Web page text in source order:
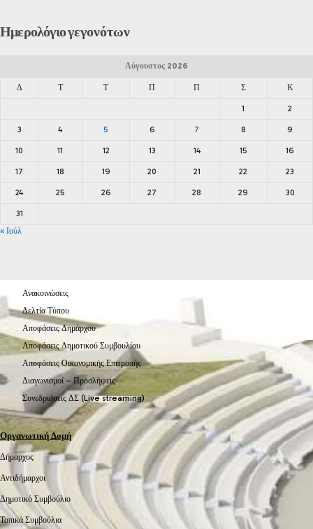
Ημερολόγιογεγονότων
Αύγουστος 2026
Δ Τ Τ Π Π Σ Κ
1 2
3 4 5 6 7 8 9
10 11 12 13 14 15 16
17 18 19 20 21 22 23
24 25 26 27 28 29 30
31
« Ιούλ
Ανακοινώσεις
Δελτία Τύπου
Αποφάσεις Δημάρχου
Αποφάσεις Δημοτικού Συμβουλίου
Αποφάσεις Οικονομικής Επιτροπής
Διαγωνισμοί – Προσλήψεις
Συνεδριάσεις ΔΣ (Live streaming)
Οργανωτική Δομή
Δήμαρχος
Αντιδήμαρχοι
Δημοτικό Συμβούλιο
Τοπικά Συμβούλια